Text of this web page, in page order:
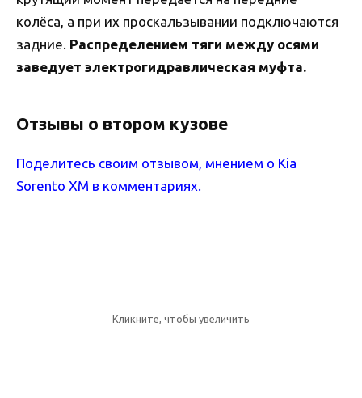
колёса, а при их проскальзывании подключаются
задние. Распределением тяги между осями
заведует электрогидравлическая муфта.
Отзывы о втором кузове
Поделитесь своим отзывом, мнением о Kia
Sorento XM в комментариях.
Кликните, чтобы увеличить